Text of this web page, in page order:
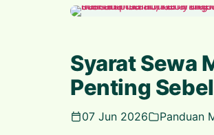
Syarat Sewa
Penting
07 Jun 2026 Panduan